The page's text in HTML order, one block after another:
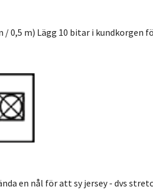
/ 0,5 m) Lägg 10 bitar i kundkorgen
en nål för att sy jersey - dvs